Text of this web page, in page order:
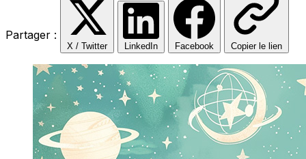
Partager :
X / Twitter LinkedIn Facebook Copier le lien